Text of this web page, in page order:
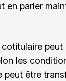
en parler
peut
les
peut être